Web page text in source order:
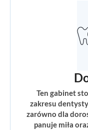
Ten gabinet
zakresu
zarówno dla
panuje miła